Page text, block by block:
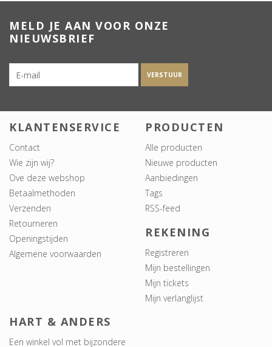
MELD JE AAN VOOR ONZE
NIEUWSBRIEF
VERSTUUR
KLANTENSERVICE
Contact
Wie zijn wij?
Ove deze webshop
Betaalmethoden
Verzenden
Retourneren
Openingstijden
Algemene voorwaarden
PRODUCTEN
Alle producten
Nieuwe producten
Aanbiedingen
Tags
RSS-feed
REKENING
Registreren
Mijn bestellingen
Mijn tickets
Mijn verlanglijst
HART & ANDERS
Een winkel vol met bijzondere